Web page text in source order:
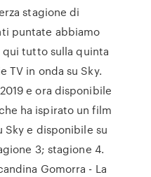
stagione di
puntate abbiamo
tutto sulla quinta
TV in onda su Sky.
e ora disponibile
ha ispirato un film
Sky e disponibile su
3; stagione 4.
Gomorra - La